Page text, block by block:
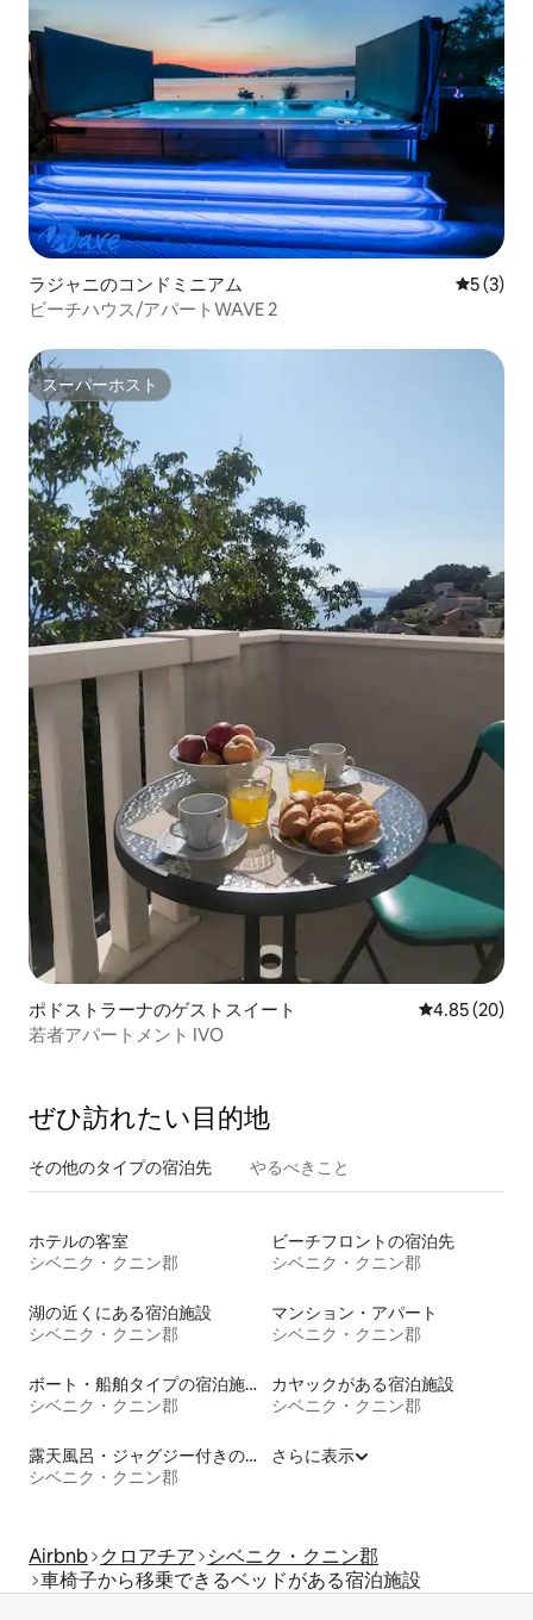
ラジャニのコンドミニアム レビュー
5 (3)
ビーチハウス/アパートWAVE 2
スーパーホスト
スーパーホスト
ポドストラーナのゲストスイート レビュー20
4.85 (20)
若者アパートメント IVO
ぜひ訪⁠れ⁠た⁠い目⁠的⁠地
その他のタ⁠イ⁠プ⁠の宿⁠泊⁠先 やるべきこと
ホテルの客室
シベニク・クニン郡
ビーチフロントの宿泊先
シベニク・クニン郡
湖の近くにある宿泊施設
シベニク・クニン郡
マンション・アパート
シベニク・クニン郡
ボート・船舶タイプの宿泊施設
シベニク・クニン郡
カヤックがある宿泊施設
シベニク・クニン郡
露天風呂・ジャグジー付きの宿泊施設
シベニク・クニン郡
さらに表示
Airbnb クロアチア
シベニク・クニン郡
車椅子から移乗できるベッドがある宿泊施設